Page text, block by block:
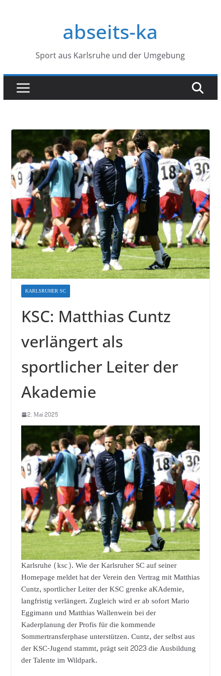
abseits-ka
Sport aus Karlsruhe und der Umgebung
KARLSRUHER SC
KSC: Matthias Cuntz
verlängert als
sportlicher Leiter der
Akademie
2. Mai 2025
Karlsruhe (ksc). Wie der Karlsruher SC auf seiner
Homepage meldet hat der Verein den Vertrag mit Matthias
Cuntz, sportlicher Leiter der KSC grenke aKAdemie,
langfristig verlängert. Zugleich wird er ab sofort Mario
Eggimann und Matthias Wallenwein bei der
Kaderplanung der Profis für die kommende
Sommertransferphase unterstützen. Cuntz, der selbst aus
der KSC-Jugend stammt, prägt seit 2023 die Ausbildung
der Talente im Wildpark.